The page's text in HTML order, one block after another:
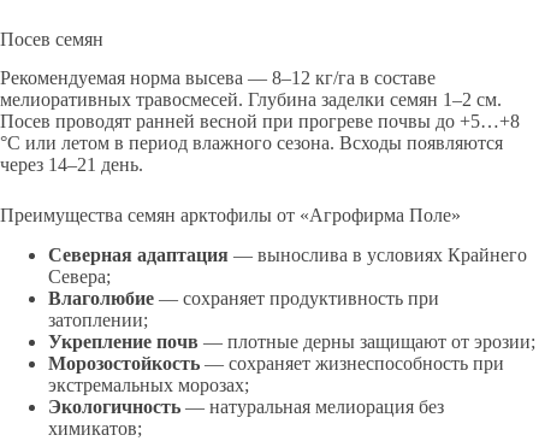
Посев семян
Рекомендуемая норма высева — 8–12 кг/га в составе
мелиоративных травосмесей. Глубина заделки семян 1–2 см.
Посев проводят ранней весной при прогреве почвы до +5…+8
°C или летом в период влажного сезона. Всходы появляются
через 14–21 день.
Преимущества семян арктофилы от «Агрофирма Поле»
Северная адаптация — вынослива в условиях Крайнего
Севера;
Влаголюбие — сохраняет продуктивность при
затоплении;
Укрепление почв — плотные дерны защищают от эрозии;
Морозостойкость — сохраняет жизнеспособность при
экстремальных морозах;
Экологичность — натуральная мелиорация без
химикатов;